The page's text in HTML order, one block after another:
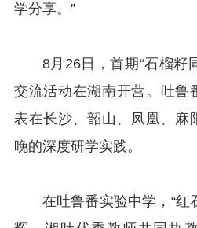
学分享。”
8月26日，首期“石榴
交流活动在湖南开营。吐鲁
表在长沙、韶山、凤凰、麻
晚的深度研学实践。
在吐鲁番实验中学，“红